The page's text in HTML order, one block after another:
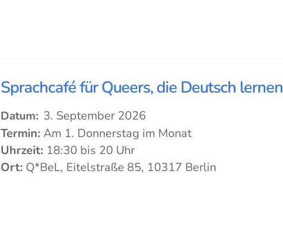
Sprachcafé für Queers, die Deutsch lernen
Datum: 3. September 2026
Termin: Am 1. Donnerstag im Monat
Uhrzeit: 18:30 bis 20 Uhr
Ort: Q*BeL, Eitelstraße 85, 10317 Berlin